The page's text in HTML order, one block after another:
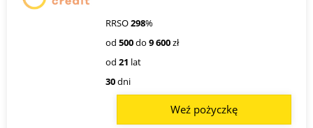
RRSO298%
od 500do 9 600zł
od 21 lat
30dni
Weź pożyczkę